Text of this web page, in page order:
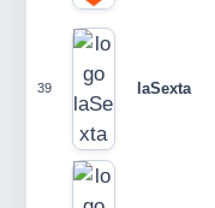
39 laSexta